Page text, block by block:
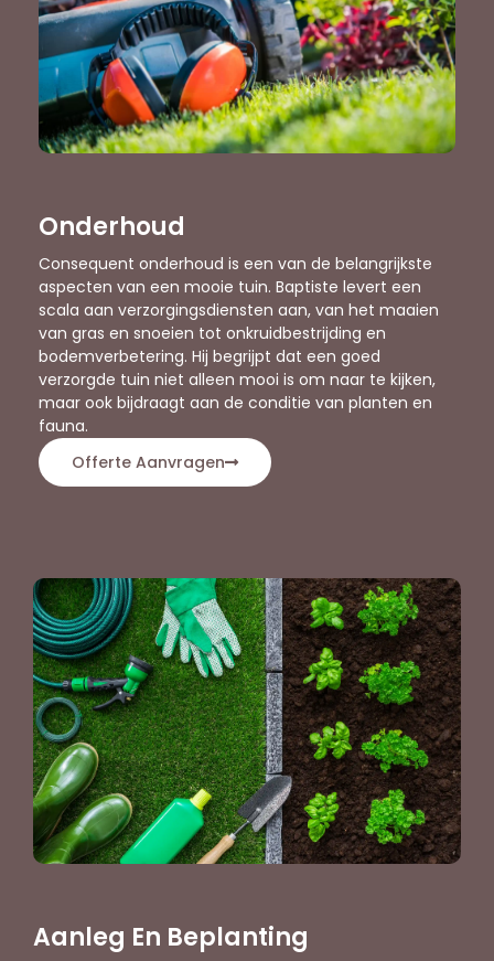
Onderhoud
Consequent onderhoud is een van de belangrijkste
aspecten van een mooie tuin. Baptiste levert een
scala aan verzorgingsdiensten aan, van het maaien
van gras en snoeien tot onkruidbestrijding en
bodemverbetering. Hij begrijpt dat een goed
verzorgde tuin niet alleen mooi is om naar te kijken,
maar ook bijdraagt aan de conditie van planten en
fauna.
Offerte Aanvragen
Aanleg En Beplanting